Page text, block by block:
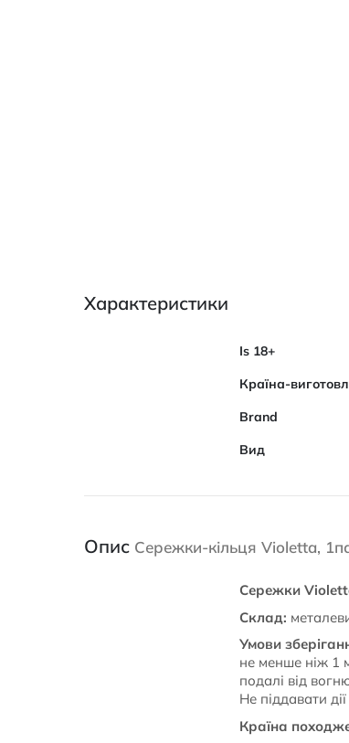
Характеристики
Характеристики
Is 18+
Країна-
Brand
Вид
Опис Сережки-кільця Violetta,
Сережки
Склад:
Умови
не менше ніж 1
подалі від
Не піддавати
Країна